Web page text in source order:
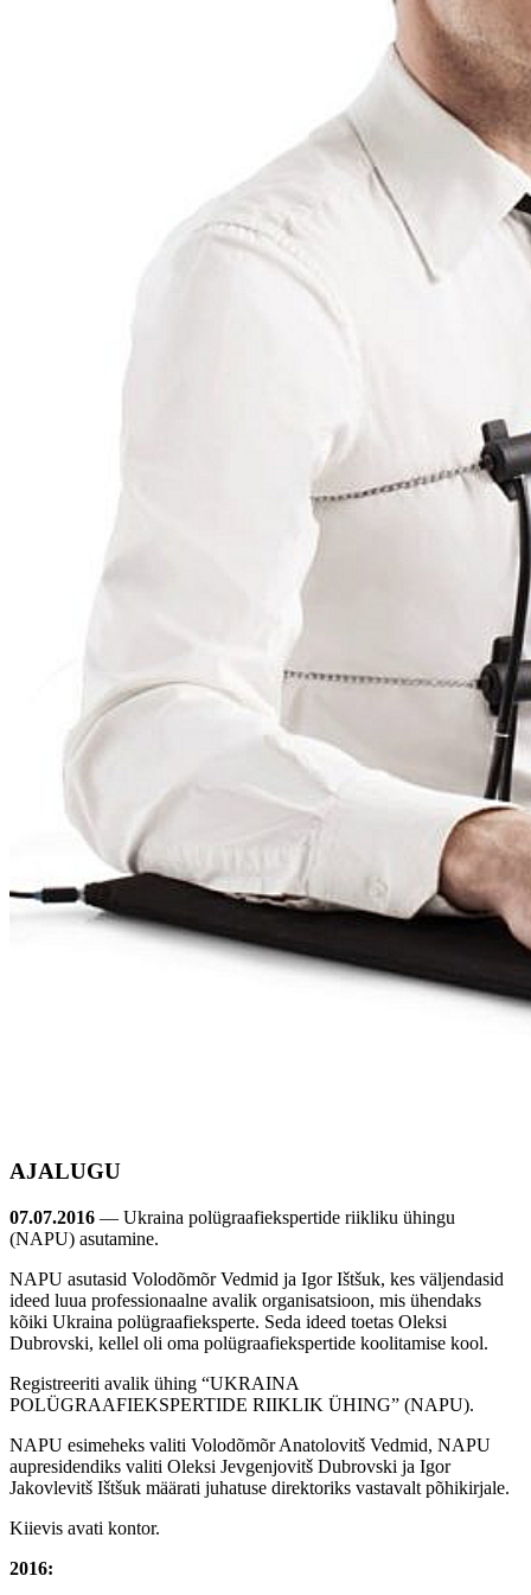
AJALUGU
07.07.2016 — Ukraina polügraafiekspertide riikliku ühingu
(NAPU) asutamine.
NAPU asutasid Volodõmõr Vedmid ja Igor Ištšuk, kes väljendasid
ideed luua professionaalne avalik organisatsioon, mis ühendaks
kõiki Ukraina polügraafieksperte. Seda ideed toetas Oleksi
Dubrovski, kellel oli oma polügraafiekspertide koolitamise kool.
Registreeriti avalik ühing “UKRAINA
POLÜGRAAFIEKSPERTIDE RIIKLIK ÜHING” (NAPU).
NAPU esimeheks valiti Volodõmõr Anatolovitš Vedmid, NAPU
aupresidendiks valiti Oleksi Jevgenjovitš Dubrovski ja Igor
Jakovlevitš Ištšuk määrati juhatuse direktoriks vastavalt põhikirjale.
Kiievis avati kontor.
2016: